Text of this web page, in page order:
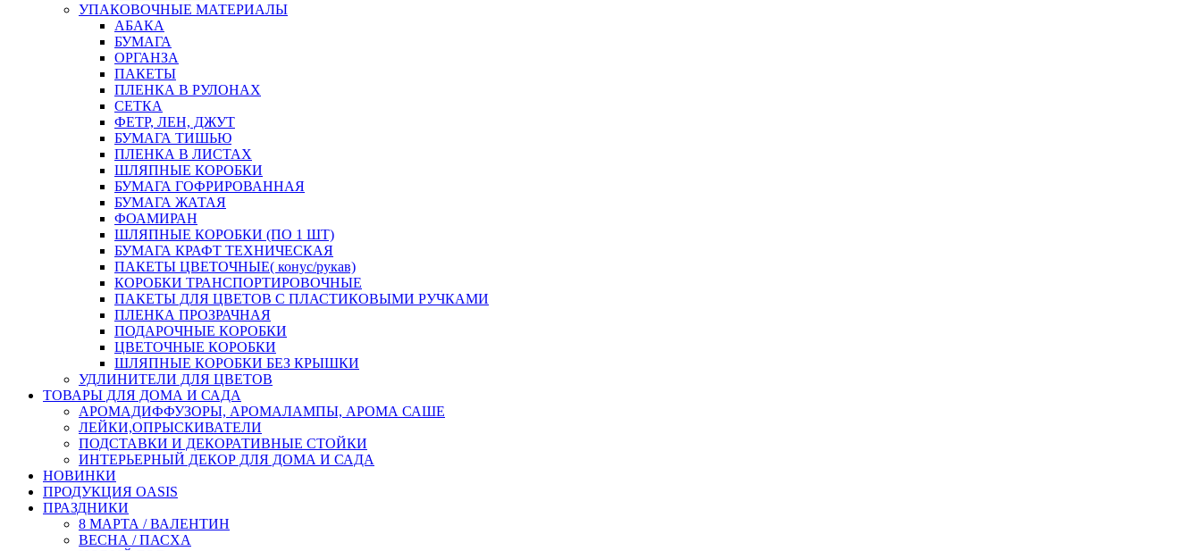
УПАКОВОЧНЫЕ МАТЕРИАЛЫ
АБАКА
БУМАГА
ОРГАНЗА
ПАКЕТЫ
ПЛЕНКА В РУЛОНАХ
СЕТКА
ФЕТР, ЛЕН, ДЖУТ
БУМАГА ТИШЬЮ
ПЛЕНКА В ЛИСТАХ
ШЛЯПНЫЕ КОРОБКИ
БУМАГА ГОФРИРОВАННАЯ
БУМАГА ЖАТАЯ
ФОАМИРАН
ШЛЯПНЫЕ КОРОБКИ (ПО 1 ШТ)
БУМАГА КРАФТ ТЕХНИЧЕСКАЯ
ПАКЕТЫ ЦВЕТОЧНЫЕ( конус/рукав)
КОРОБКИ ТРАНСПОРТИРОВОЧНЫЕ
ПАКЕТЫ ДЛЯ ЦВЕТОВ С ПЛАСТИКОВЫМИ РУЧКАМИ
ПЛЕНКА ПРОЗРАЧНАЯ
ПОДАРОЧНЫЕ КОРОБКИ
ЦВЕТОЧНЫЕ КОРОБКИ
ШЛЯПНЫЕ КОРОБКИ БЕЗ КРЫШКИ
УДЛИНИТЕЛИ ДЛЯ ЦВЕТОВ
ТОВАРЫ ДЛЯ ДОМА И САДА
АРОМАДИФФУЗОРЫ, АРОМАЛАМПЫ, АРОМА САШЕ
ЛЕЙКИ,ОПРЫСКИВАТЕЛИ
ПОДСТАВКИ И ДЕКОРАТИВНЫЕ СТОЙКИ
ИНТЕРЬЕРНЫЙ ДЕКОР ДЛЯ ДОМА И САДА
НОВИНКИ
ПРОДУКЦИЯ OASIS
ПРАЗДНИКИ
8 МАРТА / ВАЛЕНТИН
ВЕСНА / ПАСХА